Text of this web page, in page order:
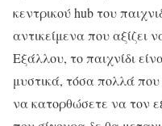
κεντρικού hub του
αντικείμενα που αξίζει
Εξάλλου, το παιχνίδι
μυστικά, τόσα πολλά
να κατορθώσετε να τον